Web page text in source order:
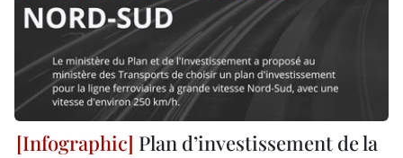
Plan d’investissement de la